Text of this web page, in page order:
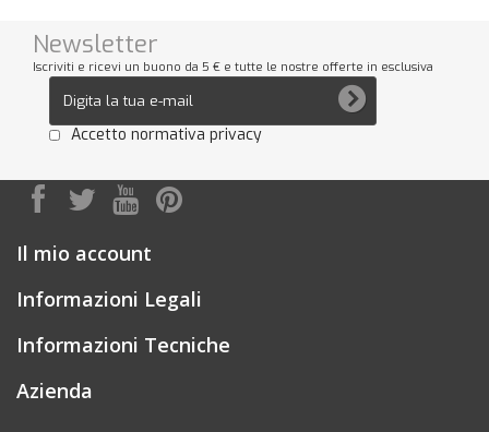
Newsletter
Iscriviti e ricevi un buono da 5 € e tutte le nostre offerte in esclusiva
Accetto normativa privacy
Il mio account
Informazioni Legali
Informazioni Tecniche
Azienda